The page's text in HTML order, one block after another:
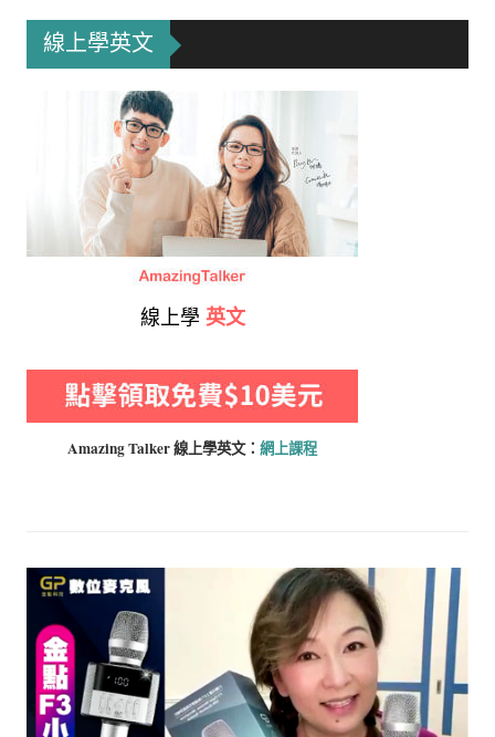
線上學英文
線上學 英文
Amazing Talker 線上學英文： 網上課程